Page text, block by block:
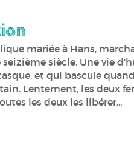
mariée à Hans,
siècle. Une vie
et qui bascule
Lentement, les deux
les deux les libérer...